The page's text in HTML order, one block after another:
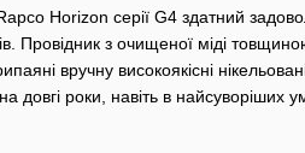
Horizon серії G4 здатний
Провідник з очищеної міді
вручну високоякісні
довгі роки, навіть в найсуворіших